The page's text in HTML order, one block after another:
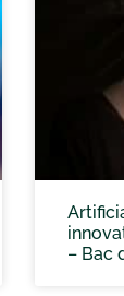
– Bac